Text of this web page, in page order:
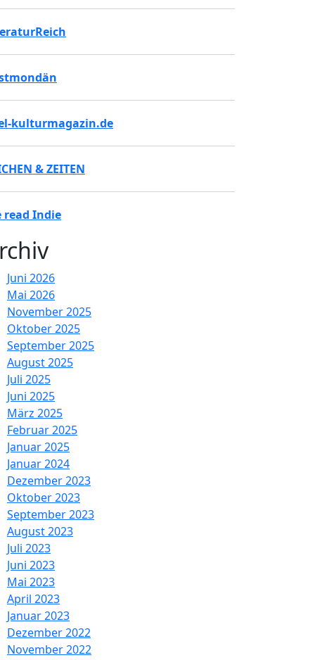
kulturmagazin.de
& ZEITEN
read Indie
Juni 2026
Mai 2026
November 2025
Oktober 2025
September 2025
August 2025
Juli 2025
Juni 2025
März 2025
Februar 2025
Januar 2025
Januar 2024
Dezember 2023
Oktober 2023
September 2023
August 2023
Juli 2023
Juni 2023
Mai 2023
April 2023
Januar 2023
Dezember 2022
November 2022